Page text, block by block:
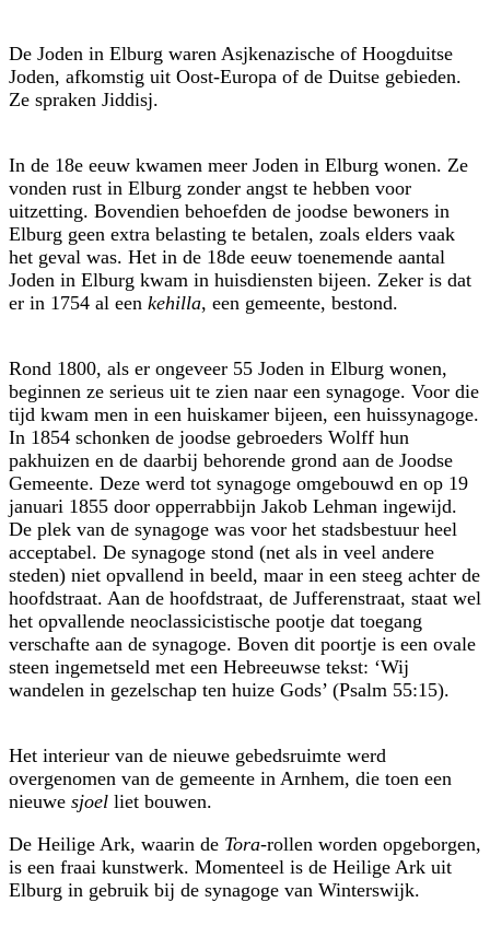
De Joden in Elburg waren Asjkenazische of Hoogduitse
Joden, afkomstig uit Oost-Europa of de Duitse gebieden.
Ze spraken Jiddisj.
In de 18e eeuw kwamen meer Joden in Elburg wonen. Ze
vonden rust in Elburg zonder angst te hebben voor
uitzetting. Bovendien behoefden de joodse bewoners in
Elburg geen extra belasting te betalen, zoals elders vaak
het geval was. Het in de 18de eeuw toenemende aantal
Joden in Elburg kwam in huisdiensten bijeen. Zeker is dat
er in 1754 al een kehilla, een gemeente, bestond.
Rond 1800, als er ongeveer 55 Joden in Elburg wonen,
beginnen ze serieus uit te zien naar een synagoge. Voor die
tijd kwam men in een huiskamer bijeen, een huissynagoge.
In 1854 schonken de joodse gebroeders Wolff hun
pakhuizen en de daarbij behorende grond aan de Joodse
Gemeente. Deze werd tot synagoge omgebouwd en op 19
januari 1855 door opperrabbijn Jakob Lehman ingewijd.
De plek van de synagoge was voor het stadsbestuur heel
acceptabel. De synagoge stond (net als in veel andere
steden) niet opvallend in beeld, maar in een steeg achter de
hoofdstraat. Aan de hoofdstraat, de Jufferenstraat, staat wel
het opvallende neoclassicistische pootje dat toegang
verschafte aan de synagoge. Boven dit poortje is een ovale
steen ingemetseld met een Hebreeuwse tekst: ‘Wij
wandelen in gezelschap ten huize Gods’ (Psalm 55:15).
Het interieur van de nieuwe gebedsruimte werd
overgenomen van de gemeente in Arnhem, die toen een
nieuwe sjoel liet bouwen.
De Heilige Ark, waarin de Tora-rollen worden opgeborgen,
is een fraai kunstwerk. Momenteel is de Heilige Ark uit
Elburg in gebruik bij de synagoge van Winterswijk.